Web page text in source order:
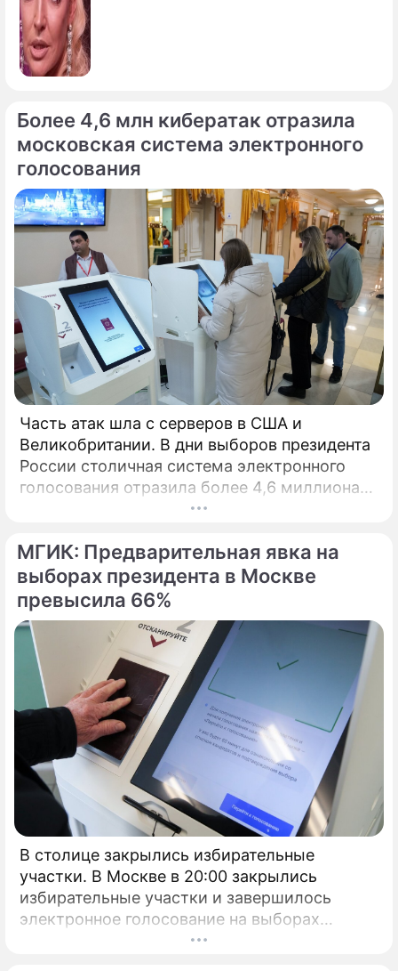
Более 4,6 млн кибератак отразила
московская система электронного
голосования
Часть атак шла с серверов в США и
Великобритании. В дни выборов президента
России столичная система электронного
голосования отразила более 4,6 миллиона
кибератак, сообщил глава Электронного
МГИК: Предварительная явка на
выборах президента в Москве
превысила 66%
В столице закрылись избирательные
участки. В Москве в 20:00 закрылись
избирательные участки и завершилось
электронное голосование на выборах